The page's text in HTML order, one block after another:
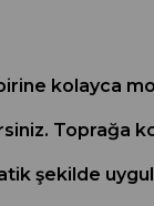
kolayca
Toprağa
şekilde